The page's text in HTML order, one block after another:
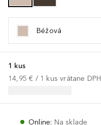
Béžová
1 kus
14,95 € / 1 kus vrátane DPH
Online: Na sklade